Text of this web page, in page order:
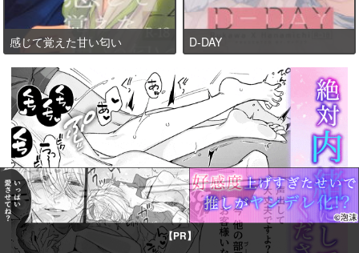
【PR】
感じて覚えた甘い匂い D-DAY